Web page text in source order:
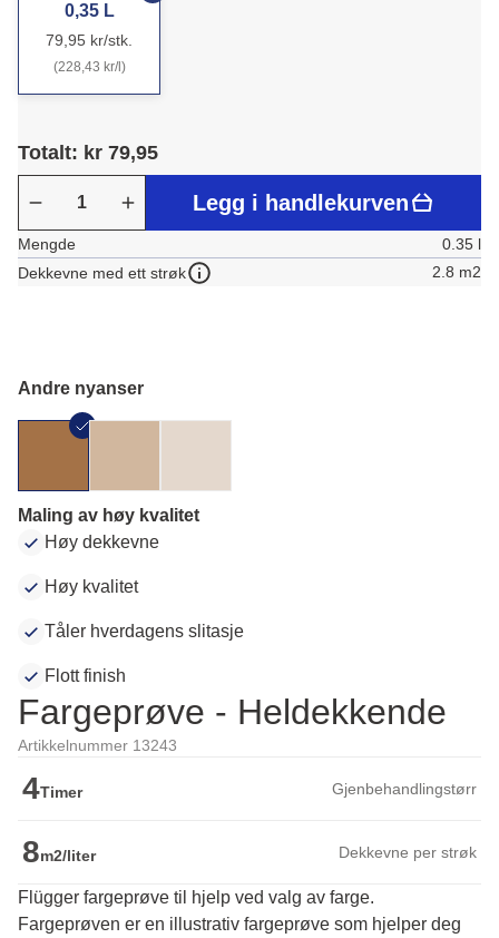
0,35 L
79,95 kr/stk.
(228,43 kr/l)
Totalt: kr 79,95
Legg i handlekurven
Mengde
0.35 l
Dekkevne med ett strøk
2.8 m2
Andre nyanser
Maling av høy kvalitet
Høy dekkevne
Høy kvalitet
Tåler hverdagens slitasje
Flott finish
Fargeprøve - Heldekkende
Artikkelnummer 13243
4Timer Gjenbehandlingstørr
8m2/liter Dekkevne per strøk
Flügger fargeprøve til hjelp ved valg av farge.
Fargeprøven er en illustrativ fargeprøve som hjelper deg